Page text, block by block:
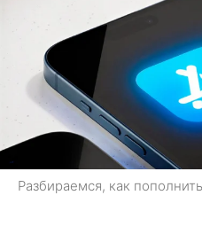
Разбираемся, как